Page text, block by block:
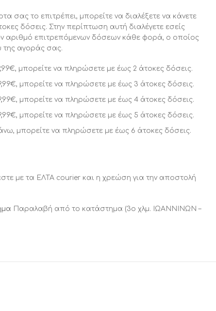
σας το επιτρέπει, μπορείτε να διαλέξετε να κάνετε
δόσεις. Στην περίπτωση αυτή διαλέγετε εσείς
αριθμό επιτρεπόμενων δόσεων κάθε φορά, ο οποίος
της αγοράς σας.
μπορείτε να πληρώσετε με έως 2 άτοκες δόσεις.
μπορείτε να πληρώσετε με έως 3 άτοκες δόσεις.
μπορείτε να πληρώσετε με έως 4 άτοκες δόσεις.
μπορείτε να πληρώσετε με έως 5 άτοκες δόσεις.
μπορείτε να πληρώσετε με έως 6 άτοκες δόσεις.
με τα ΕΛΤΑ courier και η χρεώση για την αποστολή
Παραλαβή από το κατάστημα (3ο χλμ. ΙΩΑΝΝΙΝΩΝ –